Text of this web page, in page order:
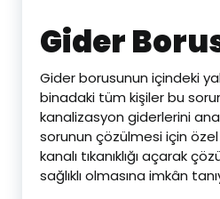
Gider
Gider borusunun içindeki
binadaki tüm kişiler bu
kanalizasyon giderlerini
sorunun çözülmesi için
kanalı tıkanıklığı açarak
sağlıklı olmasına imkân